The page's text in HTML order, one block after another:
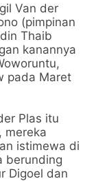
Van der
(pimpinan
Thaib
kanannya
pada Maret
Plas itu
mereka
istimewa di
berunding
Digoel dan